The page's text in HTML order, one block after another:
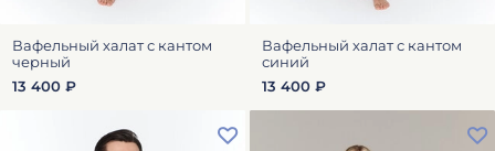
Вафельный халат с кантом
черный
13 400 ₽
Вафельный халат с кантом
синий
13 400 ₽